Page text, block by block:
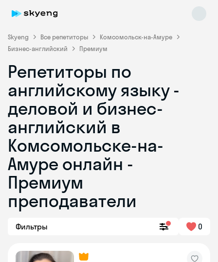
Skyeng Все репетиторы
Комсомольск-на-Амуре
Бизнес-английский
Премиум
Репетиторы по
английскому языку -
деловой и бизнес-
английский в
Комсомольске-на-
Амуре онлайн -
Премиум
преподаватели
Фильтры 0
Skyeng Chat